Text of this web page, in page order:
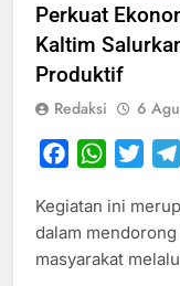
Perkuat
Kaltim
Produktif
Redaksi 6
FacebookWhatsApp
Kegiatan ini
dalam
masyarakat